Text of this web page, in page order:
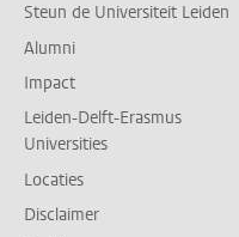
Steun de Universiteit Leiden
Alumni
Impact
Leiden-Delft-Erasmus
Universities
Locaties
Disclaimer